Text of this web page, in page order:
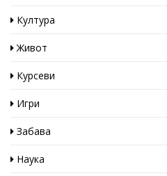
Култура
Живот
Курсеви
Игри
Забава
Наука